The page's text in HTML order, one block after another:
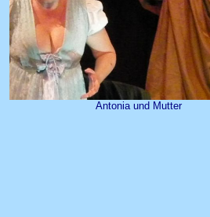
Antonia und Mutter